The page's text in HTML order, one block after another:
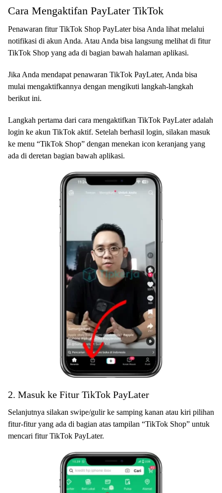
Cara Mengaktifan PayLater TikTok
Penawaran fitur TikTok Shop PayLater bisa Anda lihat melalui
notifikasi di akun Anda. Atau Anda bisa langsung melihat di fitur
TikTok Shop yang ada di bagian bawah halaman aplikasi.
Jika Anda mendapat penawaran TikTok PayLater, Anda bisa
mulai mengaktifkannya dengan mengikuti langkah-langkah
berikut ini.
Langkah pertama dari cara mengaktifkan TikTok PayLater adalah
login ke akun TikTok aktif. Setelah berhasil login, silakan masuk
ke menu “TikTok Shop” dengan menekan icon keranjang yang
ada di deretan bagian bawah aplikasi.
2. Masuk ke Fitur TikTok PayLater
Selanjutnya silakan swipe/gulir ke samping kanan atau kiri pilihan
fitur-fitur yang ada di bagian atas tampilan “TikTok Shop” untuk
mencari fitur TikTok PayLater.